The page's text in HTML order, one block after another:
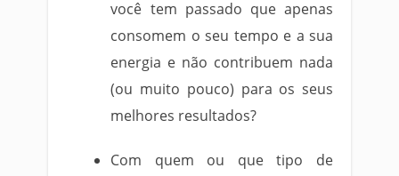
você tem passado que apenas
consomem o seu tempo e a sua
energia e não contribuem nada
(ou muito pouco) para os seus
melhores resultados?
Com quem ou que tipo de